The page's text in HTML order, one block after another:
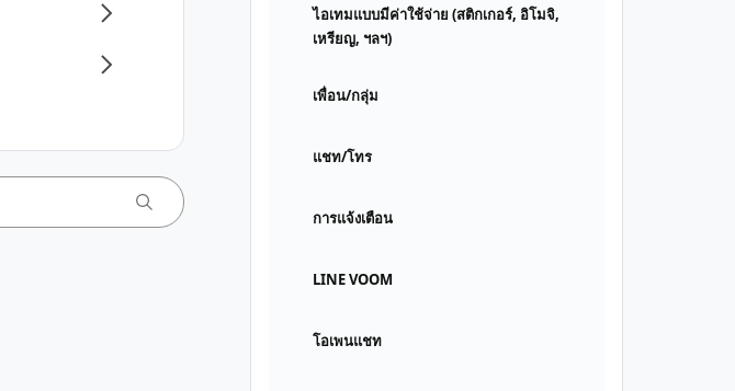
ไอเทมแบบมีค่าใช้จ่าย (สติกเกอร์, อิโมจิ,
เหรียญ, ฯลฯ)
เพื่อน/กลุ่ม
แชท/โทร
การแจ้งเตือน
LINE VOOM
โอเพนแชท